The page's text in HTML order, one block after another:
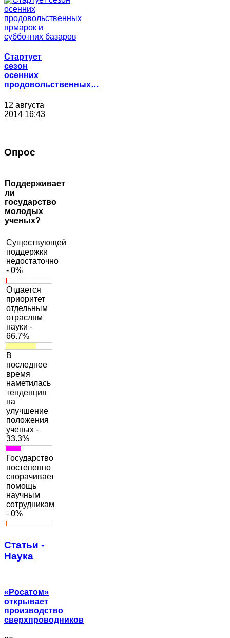
Стартует
сезон
осенних
продовольственных…
12 августа
2014 16:43
Опрос
Поддерживает
ли
государство
молодых
ученых?
Существующей
поддержки
недостаточно
- 0%
Отдается
приоритет
отдельным
отраслям
науки -
66.7%
В
последнее
время
наметилась
тенденция
на
улучшение
положения
ученых -
33.3%
Государство
постепенно
сворачивает
помощь
научным
сотрудникам
- 0%
Статьи -
Наука
«Росатом»
открывает
производство
сверхпроводников